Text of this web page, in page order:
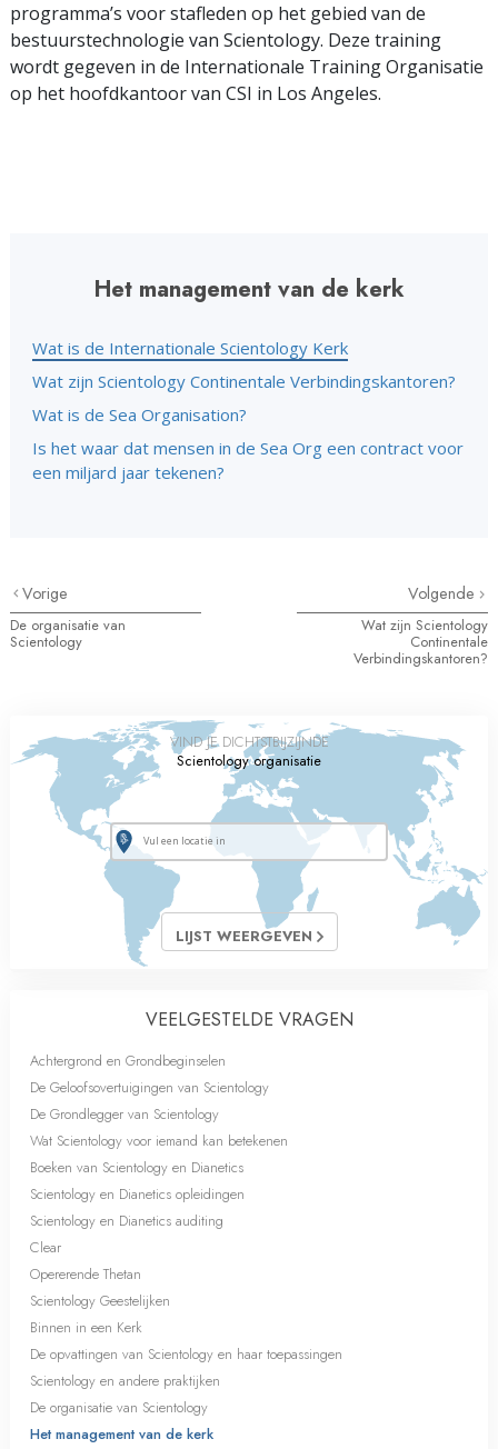
programma’s voor stafleden op het gebied van de
bestuurstechnologie van Scientology. Deze training
wordt gegeven in de Internationale Training Organisatie
op het hoofdkantoor van CSI in Los Angeles.
Het management van de kerk
Wat is de Internationale Scientology Kerk
Wat zijn Scientology Continentale Verbindingskantoren?
Wat is de Sea Organisation?
Is het waar dat mensen in de Sea Org een contract voor
een miljard jaar tekenen?
Vorige
De organisatie van
Scientology
Volgende
Wat zijn Scientology
Continentale
Verbindingskantoren?
VIND JE DICHTSTBIJZIJNDE
Scientology organisatie
LIJST WEERGEVEN
VEELGESTELDE VRAGEN
Achtergrond en Grondbeginselen
De Geloofsovertuigingen van Scientology
De Grondlegger van Scientology
Wat Scientology voor iemand kan betekenen
Boeken van Scientology en Dianetics
Scientology en Dianetics opleidingen
Scientology en Dianetics auditing
Clear
Opererende Thetan
Scientology Geestelijken
Binnen in een Kerk
De opvattingen van Scientology en haar toepassingen
Scientology en andere praktijken
De organisatie van Scientology
Het management van de kerk